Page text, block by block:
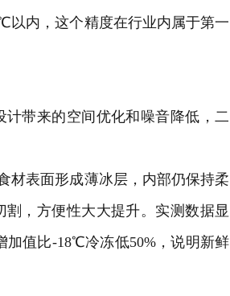
以内，这个精度在行业内属于第一
带来的空间优化和噪音降低，二
表面形成薄冰层，内部仍保持柔
，方便性大大提升。实测数据显
值比-18℃冷冻低50%，说明新鲜